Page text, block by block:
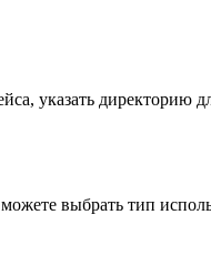
указать директорию
выбрать тип